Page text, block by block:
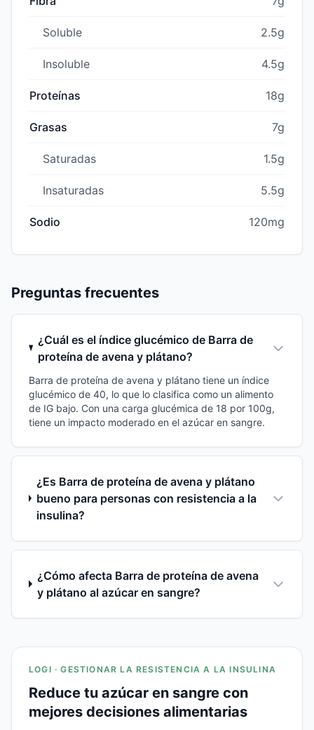
Soluble 2.5g
Insoluble 4.5g
Proteínas 18g
Grasas 7g
Saturadas 1.5g
Insaturadas 5.5g
Sodio 120mg
Preguntas frecuentes
¿Cuál es el índice glucémico de Barra de
proteína de avena y plátano?
Barra de proteína de avena y plátano tiene un índice
glucémico de 40, lo que lo clasifica como un alimento
de IG bajo. Con una carga glucémica de 18 por 100g,
tiene un impacto moderado en el azúcar en sangre.
¿Es Barra de proteína de avena y plátano
bueno para personas con resistencia a la
insulina?
¿Cómo afecta Barra de proteína de avena
y plátano al azúcar en sangre?
LOGI · GESTIONAR LA RESISTENCIA A LA INSULINA
Reduce tu azúcar en sangre con
mejores decisiones alimentarias